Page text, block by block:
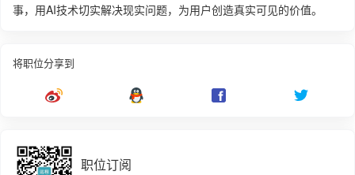
事，用AI技术切实解决现实问题，为用户创造真实可见的价值。
将职位分享到
职位订阅